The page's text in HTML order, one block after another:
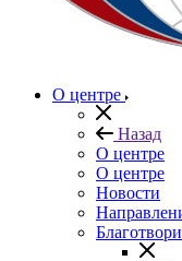
О центре
Назад
О центре
О центре
Новости